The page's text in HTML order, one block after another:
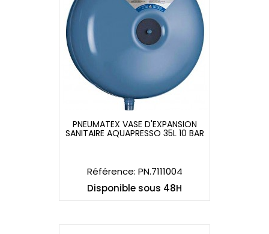
PNEUMATEX VASE D'EXPANSION
SANITAIRE AQUAPRESSO 35L 10 BAR
Référence: PN.7111004
Disponible sous 48H